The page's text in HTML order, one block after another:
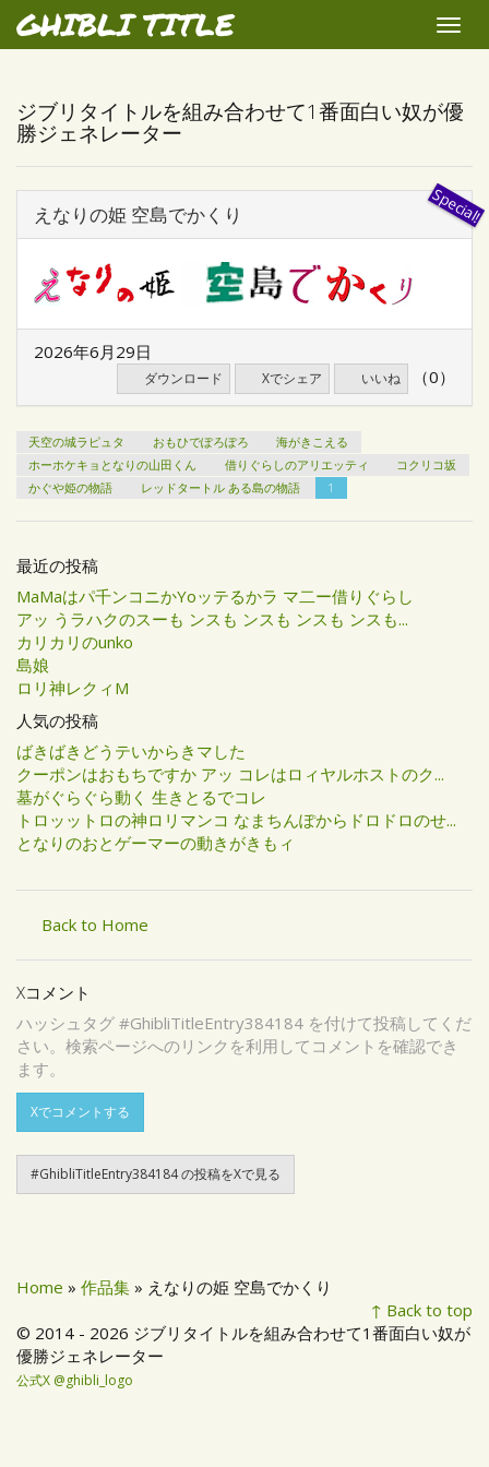
GHIBLI TITLE
Toggle
ジブリタイトルを組み合わせて1番面白い奴が優
勝ジェネレーター
えなりの姫 空島でかくり
2026年6月29日
ダウンロード Xでシェア いいね （0）
天空の城ラピュタ おもひでぽろぽろ
海がきこえる
ホーホケキョとなりの山田くん
借りぐらしのアリエッティ
コクリコ坂
かぐや姫の物語
レッドタートル ある島の物語 1
最近の投稿
MaMaはパ千ンコニかYoッテるかラ マ二ー借りぐらし
アッ うラハクのスーも ンスも ンスも ンスも ンスも...
カリカリのunko
島娘
ロリ神レクィM
人気の投稿
ばきばきどうテいからきマした
クーポンはおもちですか アッ コレはロィヤルホストのク...
墓がぐらぐら動く 生きとるでコレ
トロッットロの神ロリマンコ なまちんぽからドロドロのせ...
となりのおとゲーマーの動きがきもィ
Back to Home
Xコメント
ハッシュタグ #GhibliTitleEntry384184 を付けて投稿してくだ
さい。検索ページへのリンクを利用してコメントを確認でき
ます。
Xでコメントする
#GhibliTitleEntry384184 の投稿をXで見る
Home » 作品集 » えなりの姫 空島でかくり
↑ Back to top
© 2014 - 2026 ジブリタイトルを組み合わせて1番面白い奴が
優勝ジェネレーター
公式X @ghibli_logo